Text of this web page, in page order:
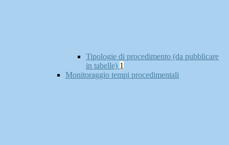
Tipologie di procedimento (da pubblicare
in tabelle) 1
Monitoraggio tempi procedimentali